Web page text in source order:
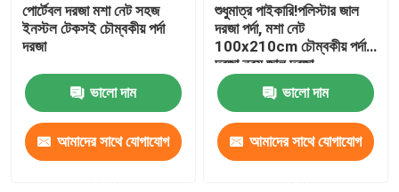
পোর্টেবল দরজা মশা নেট সহজ
ইনস্টল টেকসই চৌম্বকীয় পর্দা
দরজা
ভালো দাম
আমাদের সাথে যোগাযোগ
শুধুমাত্র পাইকারি!পলিস্টার জাল
দরজা পর্দা, মশা নেট
100x210cm চৌম্বকীয় পর্দা
দরজা নরম জাল দরজা
ভালো দাম
আমাদের সাথে যোগাযোগ